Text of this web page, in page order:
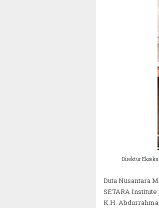
Direktur
Duta Nusantara
SETARA
K.H.